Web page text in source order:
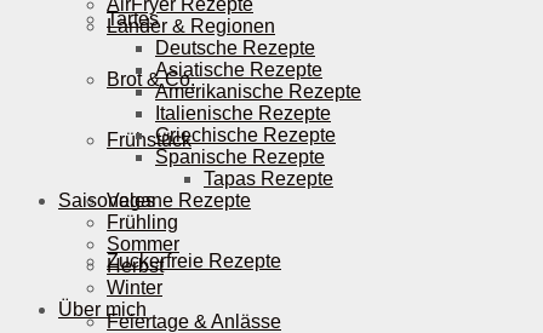
Tartes
Brot & Co.
Frühstück
Vegane Rezepte
Zuckerfreie Rezepte
Feiertage & Anlässe
AirFryer Rezepte
Länder & Regionen
Deutsche Rezepte
Asiatische Rezepte
Amerikanische Rezepte
Italienische Rezepte
Griechische Rezepte
Spanische Rezepte
Tapas Rezepte
Saisonales
Frühling
Sommer
Herbst
Winter
Über mich